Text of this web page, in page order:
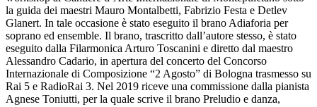
la guida dei maestri Mauro Montalbetti, Fabrizio Festa e Detlev
Glanert. In tale occasione è stato eseguito il brano Adiaforia per
soprano ed ensemble. Il brano, trascritto dall’autore stesso, è stato
eseguito dalla Filarmonica Arturo Toscanini e diretto dal maestro
Alessandro Cadario, in apertura del concerto del Concorso
Internazionale di Composizione “2 Agosto” di Bologna trasmesso su
Rai 5 e RadioRai 3. Nel 2019 riceve una commissione dalla pianista
Agnese Toniutti, per la quale scrive il brano Preludio e danza,